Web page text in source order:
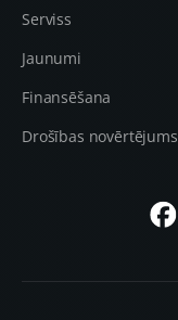
Serviss
Jaunumi
Finansēšana
Drošības novērtējums